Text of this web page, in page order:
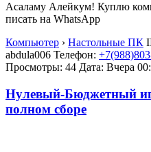
Асаламу Алейкум! Куплю
писать на WhatsApp
Компьютер › Настольные ПК
abdula006 Телефон:
Просмотры: 44 Дата: Вчера
Нулевый-Бюджетный
полном сборе